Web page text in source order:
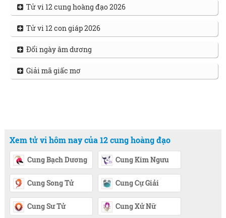
Tử vi 12 cung hoàng đạo 2026
Tử vi 12 con giáp 2026
Đổi ngày âm dương
Giải mã giấc mơ
Xem tử vi hôm nay của 12 cung hoàng đạo
Cung Bạch Dương Cung Kim Ngưu
Cung Song Tử Cung Cự Giải
Cung Sư Tử Cung Xử Nữ